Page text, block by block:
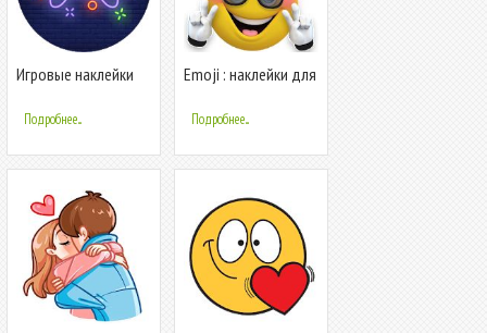
Игровые наклейки
WAStickerApps
Подробнее...
Emoji : наклейки для
WAStickerapps
Подробнее...